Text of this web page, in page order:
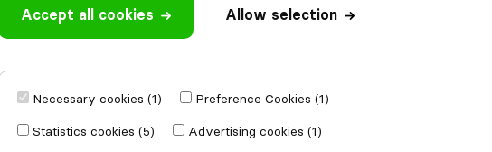
Write a review
Sàrl with othermoving companiesfrom
Accept all cookies Allow selection
Necessary cookies (1)
Preference Cookies (1)
Statistics cookies (5)
Advertising cookies (1)